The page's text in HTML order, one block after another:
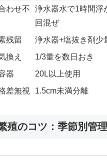
わせ不
浄水器水で1時間浮
回混ぜ
残留
浄水器+塩抜き剤少
換え
1/3量を数日おき
器
20L以上使用
差無視 1.5cm未満分離
殖のコツ：季節別管理